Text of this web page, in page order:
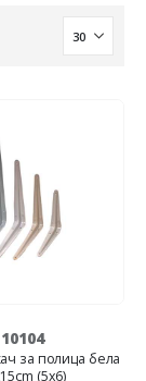
10104
за полица бела
(5x6)